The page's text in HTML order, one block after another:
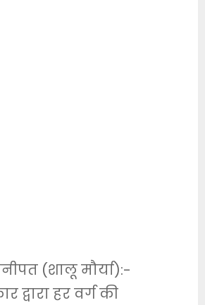
(शालू मौर्या):-
द्वारा हर वर्ग की